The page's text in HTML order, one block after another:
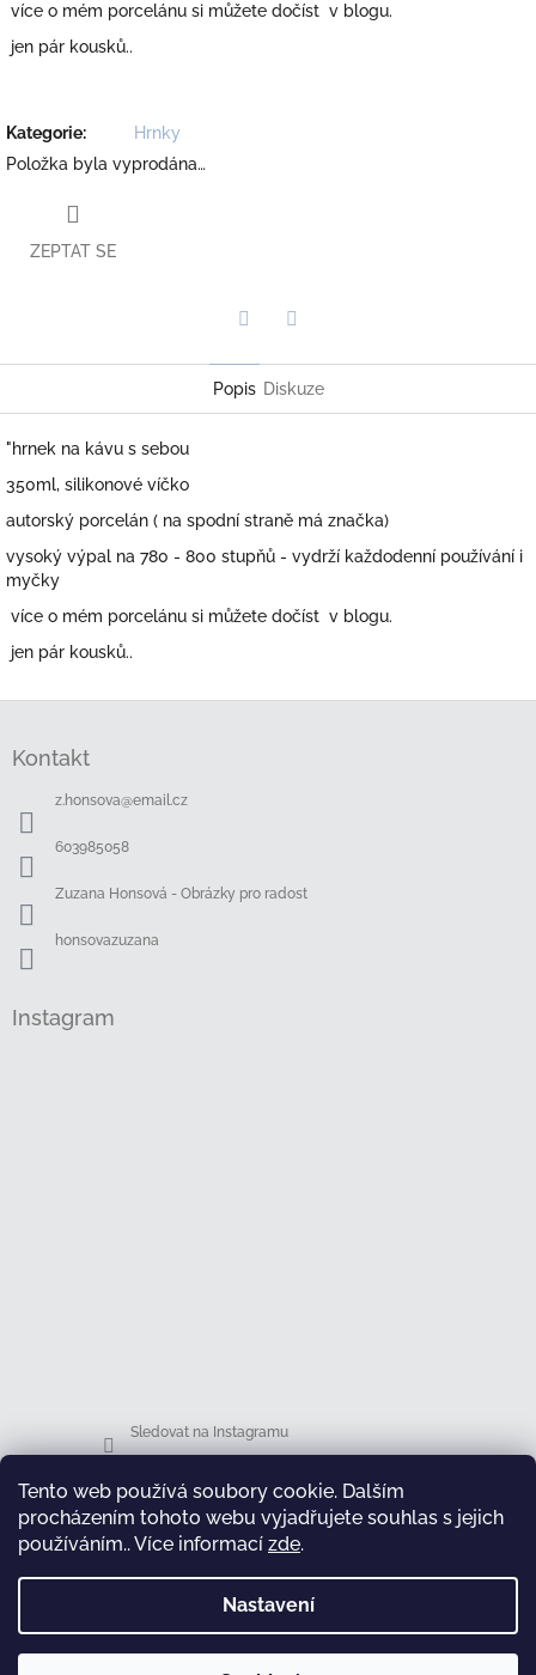
Tento web používá soubory cookie. Dalším
procházením tohoto webu vyjadřujete souhlas s jejich
používáním.. Více informací zde.
Nastavení
více o mém porcelánu si můžete dočíst v blogu.
jen pár kousků..
Kategorie:
Hrnky
Položka byla vyprodána…
ZEPTAT SE
Popis Diskuze
"hrnek na kávu s sebou
350ml, silikonové víčko
autorský porcelán ( na spodní straně má značka)
vysoký výpal na 780 - 800 stupňů - vydrží každodenní používání i
myčky
více o mém porcelánu si můžete dočíst v blogu.
jen pár kousků..
Kontakt
z.honsova@email.cz
603985058
Zuzana Honsová - Obrázky pro radost
honsovazuzana
Instagram
Sledovat na Instagramu
Facebook
test